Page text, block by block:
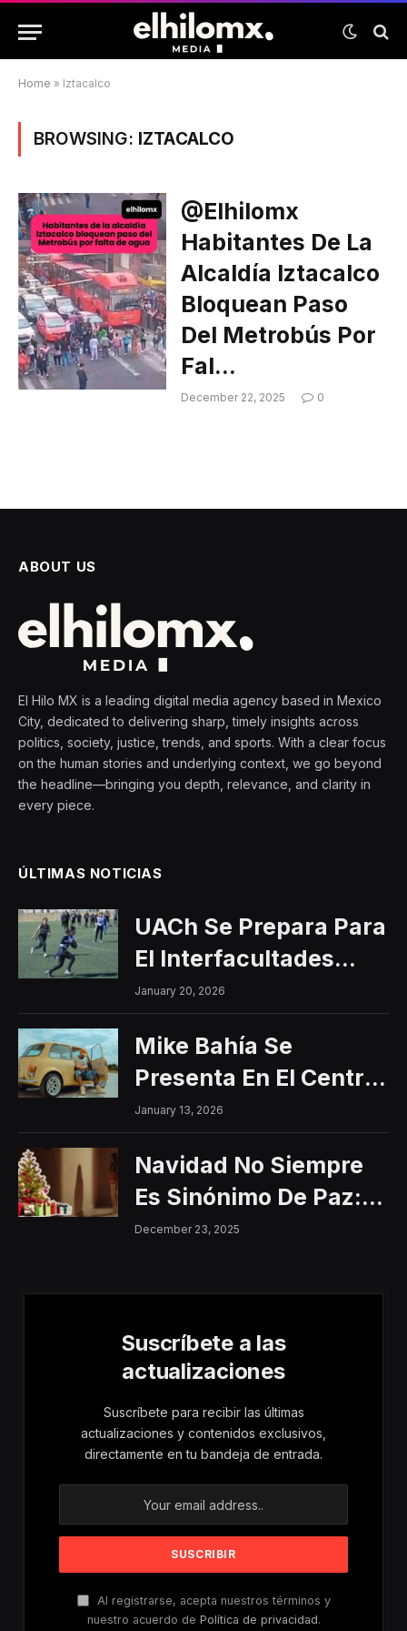
Home » Iztacalco
BROWSING: IZTACALCO
@elhilomx
Habitantes De La
Alcaldía Iztacalco
Bloquean Paso
Del Metrobús Por
Fal…
December 22, 2025 0
ABOUT US
El Hilo MX is a leading digital media agency based in Mexico
City, dedicated to delivering sharp, timely insights across
politics, society, justice, trends, and sports. With a clear focus
on the human stories and underlying context, we go beyond
the headline—bringing you depth, relevance, and clarity in
every piece.
ÚLTIMAS NOTICIAS
UACh Se Prepara Para
El Interfacultades
2026
January 20, 2026
Mike Bahía Se
Presenta En El Centro
Histórico Con Un
Concierto Gratuito
January 13, 2026
Navidad No Siempre
Es Sinónimo De Paz:
Aumentan Los
Para Mujeres Y Niñas
December 23, 2025
Suscríbete a las
actualizaciones
Suscríbete para recibir las últimas
actualizaciones y contenidos exclusivos,
directamente en tu bandeja de entrada.
Al registrarse, acepta nuestros términos y
nuestro acuerdo de Política de privacidad.